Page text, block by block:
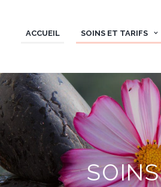
ACCUEIL SOINS ET TARIFS
SOINS